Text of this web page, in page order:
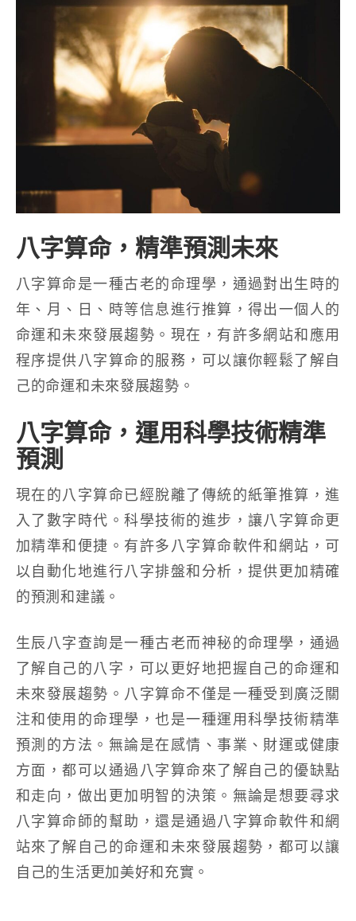
八字算命，精準預測未來
八字算命是一種古老的命理學，通過對出生時的
年、月、日、時等信息進行推算，得出一個人的
命運和未來發展趨勢。現在，有許多網站和應用
程序提供八字算命的服務，可以讓你輕鬆了解自
己的命運和未來發展趨勢。
八字算命，運用科學技術精準
預測
現在的八字算命已經脫離了傳統的紙筆推算，進
入了數字時代。科學技術的進步，讓八字算命更
加精準和便捷。有許多八字算命軟件和網站，可
以自動化地進行八字排盤和分析，提供更加精確
的預測和建議。
生辰八字查詢是一種古老而神秘的命理學，通過
了解自己的八字，可以更好地把握自己的命運和
未來發展趨勢。八字算命不僅是一種受到廣泛關
注和使用的命理學，也是一種運用科學技術精準
預測的方法。無論是在感情、事業、財運或健康
方面，都可以通過八字算命來了解自己的優缺點
和走向，做出更加明智的決策。無論是想要尋求
八字算命師的幫助，還是通過八字算命軟件和網
站來了解自己的命運和未來發展趨勢，都可以讓
自己的生活更加美好和充實。